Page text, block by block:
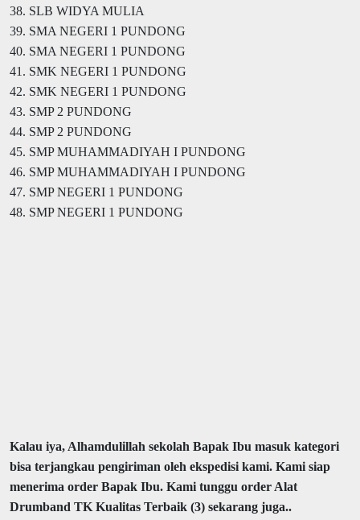
38. SLB WIDYA MULIA
39. SMA NEGERI 1 PUNDONG
40. SMA NEGERI 1 PUNDONG
41. SMK NEGERI 1 PUNDONG
42. SMK NEGERI 1 PUNDONG
43. SMP 2 PUNDONG
44. SMP 2 PUNDONG
45. SMP MUHAMMADIYAH I PUNDONG
46. SMP MUHAMMADIYAH I PUNDONG
47. SMP NEGERI 1 PUNDONG
48. SMP NEGERI 1 PUNDONG
Kalau iya, Alhamdulillah sekolah Bapak Ibu masuk kategori
bisa terjangkau pengiriman oleh ekspedisi kami. Kami siap
menerima order Bapak Ibu. Kami tunggu order Alat
Drumband TK Kualitas Terbaik (3) sekarang juga..